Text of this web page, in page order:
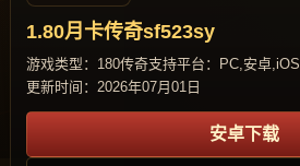
1.80月卡传奇sf523sy
游戏类型：180传奇支持平台：PC,安卓,iOS
更新时间：2026年07月01日
安卓下载